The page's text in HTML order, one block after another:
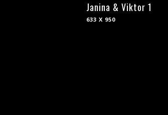
Janina & Viktor 1
633 X 950